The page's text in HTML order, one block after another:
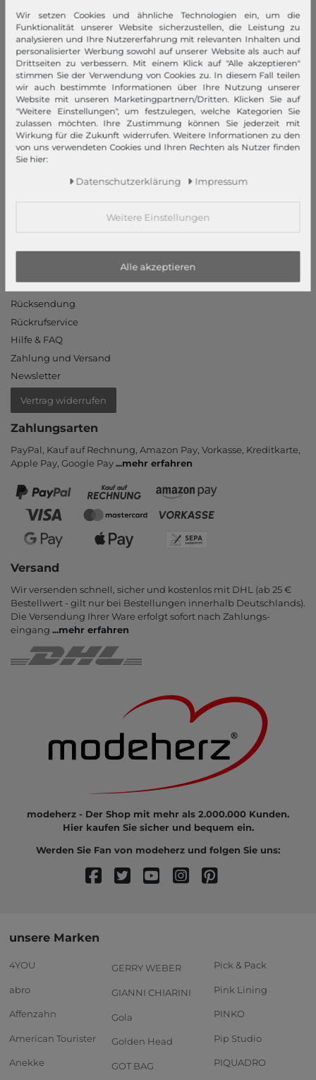
modeherz
Impressum
AGB
Widerrufsrecht
Datenschutzerklärung
Datenschutzeinstellungen
Barrierefreiheitserklärung
Jobs
Kontakt
Rücksendung
Rückrufservice
Hilfe & FAQ
Zahlung und Versand
Newsletter
Vertrag widerrufen
Zahlungsarten
PayPal, Kauf auf Rechnung, Amazon Pay, Vor­kasse, Kredit­karte,
Apple Pay, Google Pay...mehr erfahren
Versand
Wir versenden schnell, sicher und kostenlos mit DHL (ab 25 €
Bestell­wert - gilt nur bei Bestel­lungen inner­halb Deutsch­lands).
Die Ver­sendung Ihrer Ware er­folgt sofort nach Zahlungs­
eingang ...mehr erfahren
modeherz - Der Shop mit mehr als 2.000.000 Kunden.
Hier kaufen Sie sicher und bequem ein.
Werden Sie Fan von modeherz und folgen Sie uns:
unsere Marken
4YOU
abro
Affenzahn
American Tourister
Anekke
GERRY WEBER
GIANNI CHIARINI
Gola
Golden Head
GOT BAG
Pick & Pack
Pink Lining
PINKO
Pip Studio
PIQUADRO
Wir setzen Cookies und ähnliche Technologien ein, um die
Funktionalität unserer Website sicherzustellen, die Leistung zu
analysieren und Ihre Nutzererfahrung mit relevanten Inhalten und
personalisierter Werbung sowohl auf unserer Website als auch auf
Drittseiten zu verbessern. Mit einem Klick auf "Alle akzeptieren"
stimmen Sie der Verwendung von Cookies zu. In diesem Fall teilen
wir auch bestimmte Informationen über Ihre Nutzung unserer
Website mit unseren Marketingpartnern/Dritten. Klicken Sie auf
"Weitere Einstellungen", um festzulegen, welche Kategorien Sie
zulassen möchten. Ihre Zustimmung können Sie jederzeit mit
Wirkung für die Zukunft widerrufen. Weitere Informationen zu den
von uns verwendeten Cookies und Ihren Rechten als Nutzer finden
Sie hier:
Daten­schutz­erklärung Impressum
Weitere Einstellungen
Alle akzeptieren